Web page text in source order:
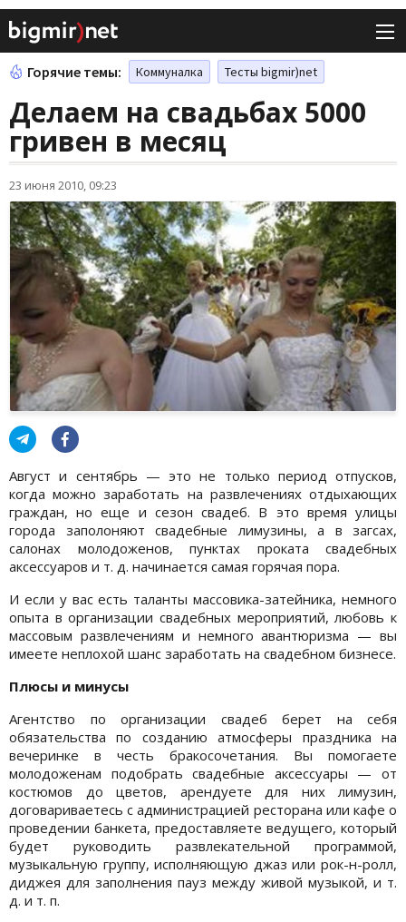
Горячие темы: Коммуналка Тесты bigmir)net
Делаем на свадьбах 5000
гривен в месяц
23 июня 2010, 09:23
Август и сентябрь — это не только период отпусков,
когда можно заработать на развлечениях отдыхающих
граждан, но еще и сезон свадеб. В это время улицы
города заполоняют свадебные лимузины, а в загсах,
салонах молодоженов, пунктах проката свадебных
аксессуаров и т. д. начинается самая горячая пора.
И если у вас есть таланты массовика-затейника, немного
опыта в организации свадебных мероприятий, любовь к
массовым развлечениям и немного авантюризма — вы
имеете неплохой шанс заработать на свадебном бизнесе.
Плюсы и минусы
Агентство по организации свадеб берет на себя
обязательства по созданию атмосферы праздника на
вечеринке в честь бракосочетания. Вы помогаете
молодоженам подобрать свадебные аксессуары — от
костюмов до цветов, арендуете для них лимузин,
договариваетесь с администрацией ресторана или кафе о
проведении банкета, предоставляете ведущего, который
будет руководить развлекательной программой,
музыкальную группу, исполняющую джаз или рок-н-ролл,
диджея для заполнения пауз между живой музыкой, и т.
д. и т. п.